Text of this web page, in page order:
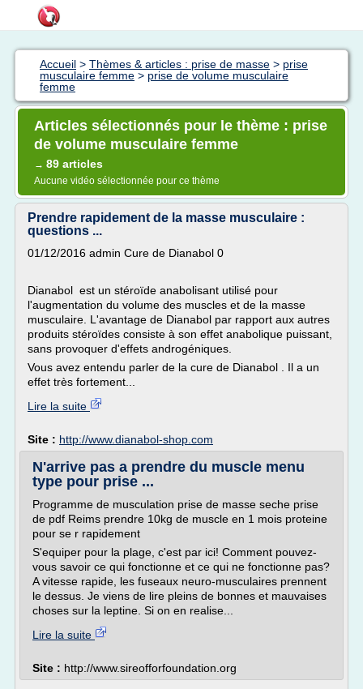
Accueil > Thèmes & articles : prise de masse > prise
musculaire femme > prise de volume musculaire
femme
Articles sélectionnés pour le thème : prise
de volume musculaire femme
→ 89 articles
Aucune vidéo sélectionnée pour ce thème
Prendre rapidement de la masse musculaire :
questions ...
01/12/2016 admin Cure de Dianabol 0
Dianabol est un stéroïde anabolisant utilisé pour
l'augmentation du volume des muscles et de la masse
musculaire. L'avantage de Dianabol par rapport aux autres
produits stéroïdes consiste à son effet anabolique puissant,
sans provoquer d'effets androgéniques.
Vous avez entendu parler de la cure de Dianabol . Il a un
effet très fortement...
Lire la suite
Site : http://www.dianabol-shop.com
N'arrive pas a prendre du muscle menu
type pour prise ...
Programme de musculation prise de masse seche prise
de pdf Reims prendre 10kg de muscle en 1 mois proteine
pour se r rapidement
S'equiper pour la plage, c'est par ici! Comment pouvez-
vous savoir ce qui fonctionne et ce qui ne fonctionne pas?
A vitesse rapide, les fuseaux neuro-musculaires prennent
le dessus. Je viens de lire pleins de bonnes et mauvaises
choses sur la leptine. Si on en realise...
Lire la suite
Site : http://www.sireofforfoundation.org